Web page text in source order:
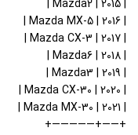
| 2015 | Mazda2 |
| 2016 | Mazda MX-5 |
| 2017 | Mazda CX-3 |
| 2018 | Mazda6 |
| 2019 | Mazda3 |
| 2020 | Mazda CX-30 |
| 2021 | Mazda MX-30 |
+——+—————+